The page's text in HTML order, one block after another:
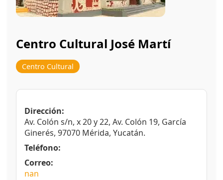
Centro Cultural José Martí
Centro Cultural
Dirección:
Av. Colón s/n, x 20 y 22, Av. Colón 19, García
Ginerés, 97070 Mérida, Yucatán.
Teléfono:
Correo:
nan